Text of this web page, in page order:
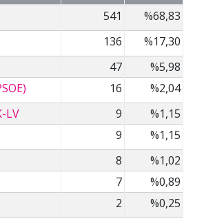
541
%68,83
136
%17,30
47
%5,98
16
%2,04
LV
9
%1,15
9
%1,15
8
%1,02
7
%0,89
2 %0,25